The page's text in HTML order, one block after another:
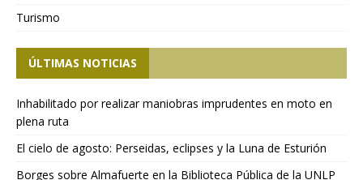
Turismo
ÚLTIMAS NOTICIAS
Inhabilitado por realizar maniobras imprudentes en moto en
plena ruta
El cielo de agosto: Perseidas, eclipses y la Luna de Esturión
Borges sobre Almafuerte en la Biblioteca Pública de la UNLP